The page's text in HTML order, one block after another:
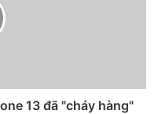
13 đã "cháy hàng"